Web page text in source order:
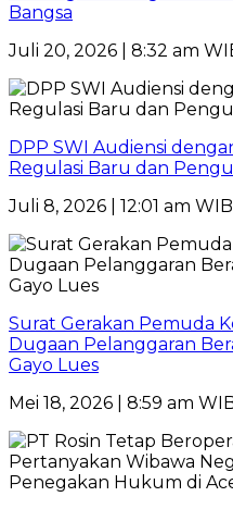
Bangsa
Juli 20, 2026 | 8:32 am
DPP SWI Audiensi
Regulasi Baru dan
Juli 8, 2026 | 12:01 am WIB
Surat Gerakan Pemuda
Dugaan Pelanggaran
Gayo Lues
Mei 18, 2026 | 8:59 am